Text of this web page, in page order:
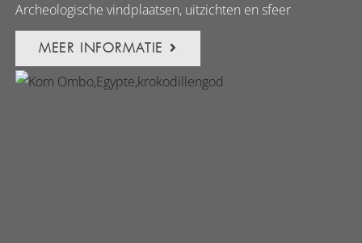
Archeologische vindplaatsen, uitzichten en sfeer
MEER INFORMATIE